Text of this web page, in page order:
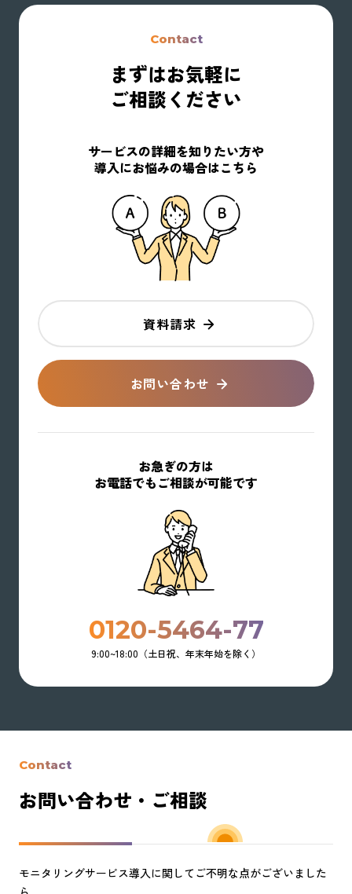
Contact
まずはお気軽に
ご相談ください
サービスの詳細を知りたい方や
導入にお悩みの場合はこちら
資料請求
お問い合わせ
お急ぎの方は
お電話でもご相談が可能です
0120-5464-77
9:00~18:00（土日祝、年末年始を除く）
Contact
お問い合わせ・ご相談
モニタリングサービス導入に関してご不明な点がございました